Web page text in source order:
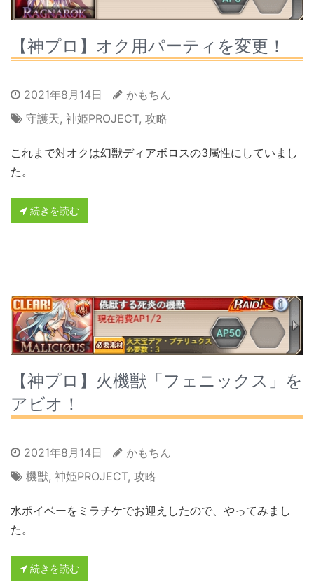
【神プロ】オク用パーティを変更！
2021年8月14日
かもちん
守護天, 神姫PROJECT, 攻略
これまで対オクは幻獣ディアボロスの3属性にしていまし
た。
続きを読む
【神プロ】火機獣「フェニックス」を
アビオ！
2021年8月14日
かもちん
機獣, 神姫PROJECT, 攻略
水ポイベーをミラチケでお迎えしたので、やってみまし
た。
続きを読む